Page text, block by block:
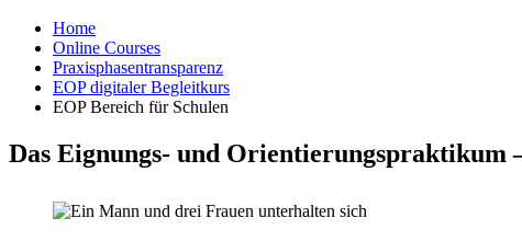
Home
Online Courses
Praxisphasentransparenz
EOP digitaler Begleitkurs
EOP Bereich für Schulen
Das Eignungs- und Orientierungspraktikum